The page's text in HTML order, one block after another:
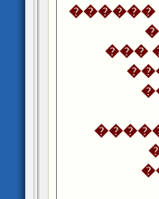
������
���